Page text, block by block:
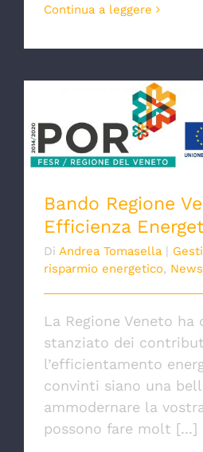
Continua a leggere
Bando Regione
Bando Regione
Efficienza
Di Andrea Tomasella |
risparmio energetico, News
La Regione Veneto ha
stanziato dei
l’efficientamento
convinti siano una
ammodernare la
possono fare molt [...]